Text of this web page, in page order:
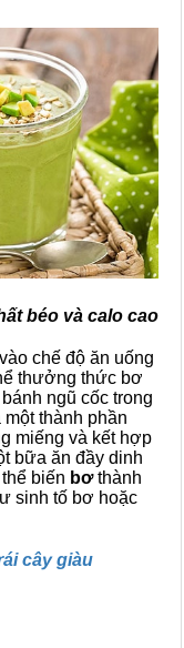
béo và calo cao
chế độ ăn uống
thưởng thức bơ
ngũ cốc trong
thành phần
miếng và kết hợp
bữa ăn đầy dinh
biến bơthành
sinh tố bơ hoặc
cây giàu